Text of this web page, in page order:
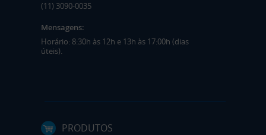
(11) 3090-0035
Mensagens:
Horário: 8:30h às 12h e 13h às 17:00h (dias
úteis).
PRODUTOS